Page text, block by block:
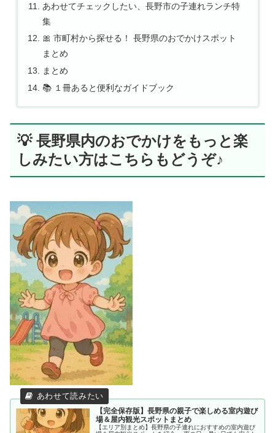
あわせてチェックしたい、長野市の子連れランチ特
集
🎀 市町村から探せる！ 長野県のおでかけスポット
まとめ
まとめ
📚 １冊あると便利なガイドブック
💡 長野県内のおでかけをもっと楽
しみたい方はこちらもどうぞ♪
【完全保存版】長野県の親子で楽しめる室内遊び
場＆屋内観光スポットまとめ
【エリア別まとめ】長野県の子連れにおすすめの室内遊び